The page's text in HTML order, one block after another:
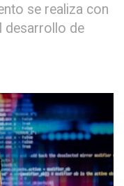
se realiza con
desarrollo de